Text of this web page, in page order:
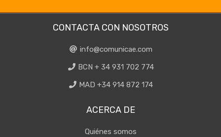
CONTACTA CON NOSOTROS
info@comunicae.com
BCN + 34 931 702 774
MAD +34 914 872 174
ACERCA DE
Quiénes somos